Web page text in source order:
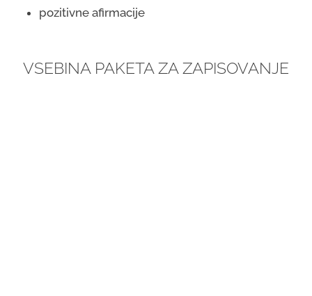
pozitivne afirmacije
VSEBINA PAKETA ZA ZAPISOVANJE